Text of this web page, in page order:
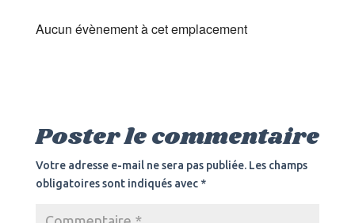
Aucun évènement à cet emplacement
Poster le commentaire
Votre adresse e-mail ne sera pas publiée. Les champs
obligatoires sont indiqués avec *